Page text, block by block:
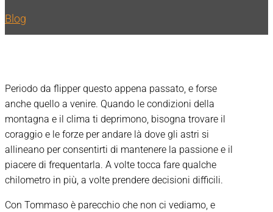
Blog
Periodo da flipper questo appena passato, e forse
anche quello a venire. Quando le condizioni della
montagna e il clima ti deprimono, bisogna trovare il
coraggio e le forze per andare là dove gli astri si
allineano per consentirti di mantenere la passione e il
piacere di frequentarla. A volte tocca fare qualche
chilometro in più, a volte prendere decisioni difficili.
Con Tommaso è parecchio che non ci vediamo, e